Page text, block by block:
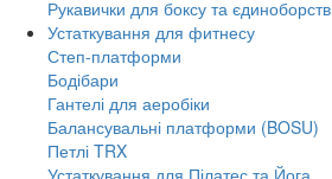
Рукавички для боксу та єдиноборств
Устаткування для фитнесу
Степ-платформи
Бодібари
Гантелі для аеробіки
Балансувальні платформи (BOSU)
Петлі TRX
Устаткування для Пілатес та Йога